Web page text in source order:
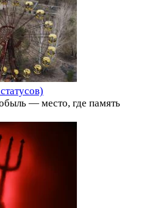
— место, где память